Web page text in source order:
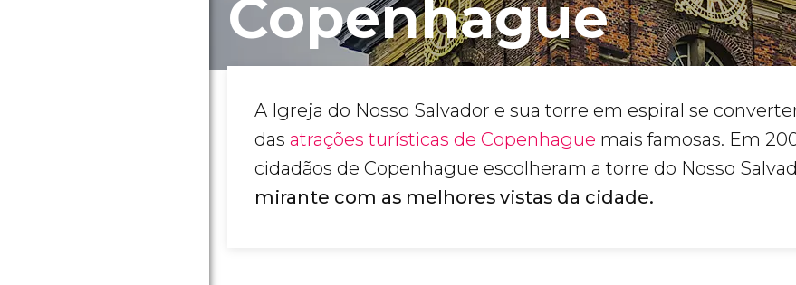
Copenhague
A Igreja do Nosso Salvador e sua torre em espiral se
das atrações turísticas de Copenhague mais famosas. Em
cidadãos de Copenhague escolheram a torre do Nosso
mirante com as melhores vistas da cidade.